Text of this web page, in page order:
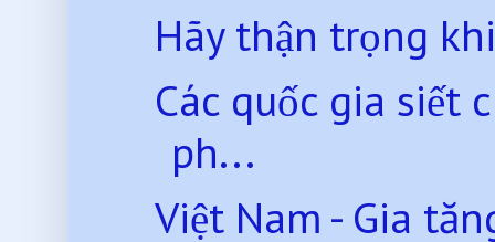
Hãy thận trọng
Các quốc gia siết
ph...
Việt Nam - Gia